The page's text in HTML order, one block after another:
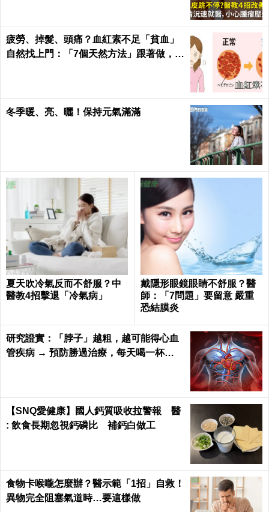
疲勞、掉髮、頭痛？血紅素不足「貧血」
自然找上門：「7個天然方法」跟著做，杜
冬季暖、亮、曬！保持元氣滿滿
夏天吹冷氣反而不舒服？中
醫教4招擊退「冷氣病」
戴隱形眼鏡眼睛不舒服？醫
師：「7問題」要留意 嚴重
恐結膜炎
研究證實：「脖子」越粗，越可能得心血
管疾病 → 預防勝過治療，每天喝一杯
【SNQ愛健康】國人鈣質吸收拉警報 醫
: 飲食長期忽視鈣磷比 補鈣白做工
食物卡喉嚨怎麼辦？醫示範「1招」自救！
異物完全阻塞氣道時…要這樣做